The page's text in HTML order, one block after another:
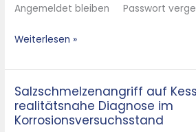
Angemeldet bleiben Passwort
Weiterlesen »
Salzschmelzenangriff auf
realitätsnahe Diagnose im
Korrosionsversuchsstand
Salzschmelzenangriff
auf
Kesselwerkstoffe